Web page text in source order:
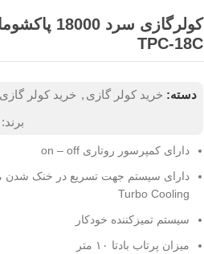
کولرگازی سرد
TPC-18C
دسته: خرید کولر گازی , خرید کولر
برند:
دارای کمپرسور روتاری on – off
دارای سیستم جهت تسریع در خنک شدن
Turbo Cooling
سیستم تمیزکننده خودکار
میزان پرتاب بادتا ۱۰ متر